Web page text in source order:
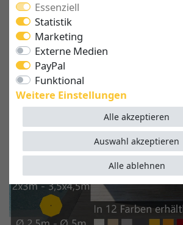
Essenziell
Statistik
Marketing
Externe Medien
PayPal
Funktional
Weitere Einstellungen
Alle akzeptieren
Alle ablehnen
Auswahl akzeptieren